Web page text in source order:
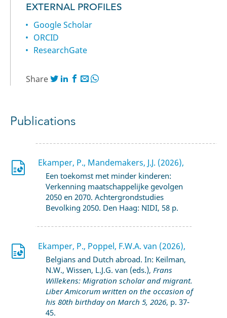
EXTERNAL PROFILES
Google Scholar
ORCID
ResearchGate
Share
Publications
Ekamper, P., Mandemakers, J.J. (2026),
Een toekomst met minder kinderen:
Verkenning maatschappelijke gevolgen
2050 en 2070. Achtergrondstudies
Bevolking 2050. Den Haag: NIDI, 58 p.
Ekamper, P., Poppel, F.W.A. van (2026),
Belgians and Dutch abroad. In: Keilman,
N.W., Wissen, L.J.G. van (eds.), Frans
Willekens: Migration scholar and migrant.
Liber Amicorum written on the occasion of
his 80th birthday on March 5, 2026, p. 37-
45.